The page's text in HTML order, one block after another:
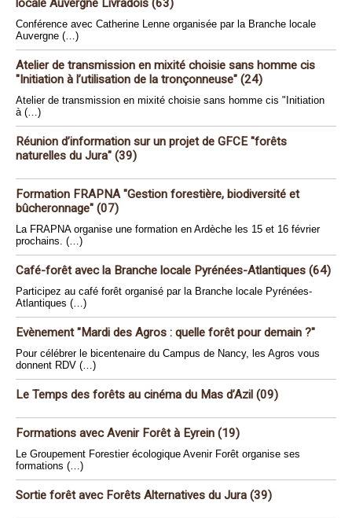
locale Auvergne Livradois (63)
Conférence avec Catherine Lenne organisée par la Branche locale
Auvergne (…)
Atelier de transmission en mixité choisie sans homme cis
"Initiation à l’utilisation de la tronçonneuse" (24)
Atelier de transmission en mixité choisie sans homme cis "Initiation
à (…)
Réunion d’information sur un projet de GFCE "forêts
naturelles du Jura" (39)
Formation FRAPNA "Gestion forestière, biodiversité et
bûcheronnage" (07)
La FRAPNA organise une formation en Ardèche les 15 et 16 février
prochains. (…)
Café-forêt avec la Branche locale Pyrénées-Atlantiques (64)
Participez au café forêt organisé par la Branche locale Pyrénées-
Atlantiques (…)
Evènement "Mardi des Agros : quelle forêt pour demain ?"
Pour célébrer le bicentenaire du Campus de Nancy, les Agros vous
donnent RDV (…)
Le Temps des forêts au cinéma du Mas d’Azil (09)
Formations avec Avenir Forêt à Eyrein (19)
Le Groupement Forestier écologique Avenir Forêt organise ses
formations (…)
Sortie forêt avec Forêts Alternatives du Jura (39)